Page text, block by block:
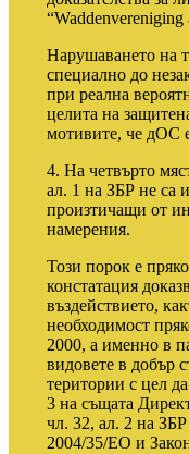
“Waddenvereniging
Нарушаването на
специално до
при реална
целита на
мотивите, че дОС
4. На четвърто
ал. 1 на ЗБР не са
произтичащи от
намерения.
Този порок е
констатация
въздействието,
необходимост
2000, а именно в
видовете в добър
територии с цел
3 на същата
чл. 32, ал. 2 на
2004/35/ЕО и